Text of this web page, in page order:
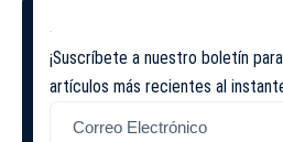
¡Suscríbete a nuestro boletín
artículos más recientes al